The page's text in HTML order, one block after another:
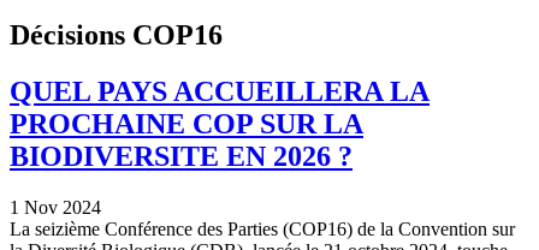
Décisions COP16
QUEL PAYS ACCUEILLERA LA
PROCHAINE COP SUR LA
BIODIVERSITE EN 2026 ?
1 Nov 2024
La seizième Conférence des Parties (COP16) de la Convention sur